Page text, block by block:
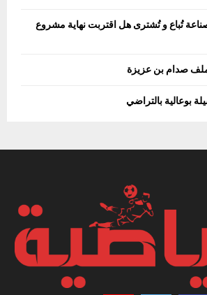
تُباع و تُشترى هل اقتربت نهاية مشروع
ملف صدام بن عزيزة
بوعالية بالتراضي